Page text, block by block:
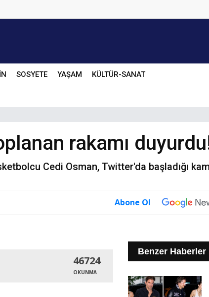
SOSYETE YAŞAM KÜLTÜR-SANAT
rakamı
Cedi Osman, Twitter'da başladığı
Abone Ol
46724
OKUNMA
Benzer Haberler